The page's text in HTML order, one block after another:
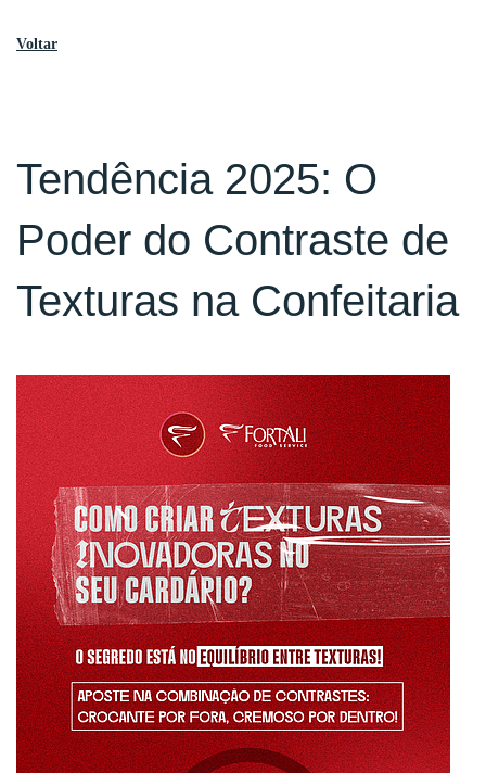
Voltar
Tendência 2025: O
Poder do Contraste de
Texturas na Confeitaria